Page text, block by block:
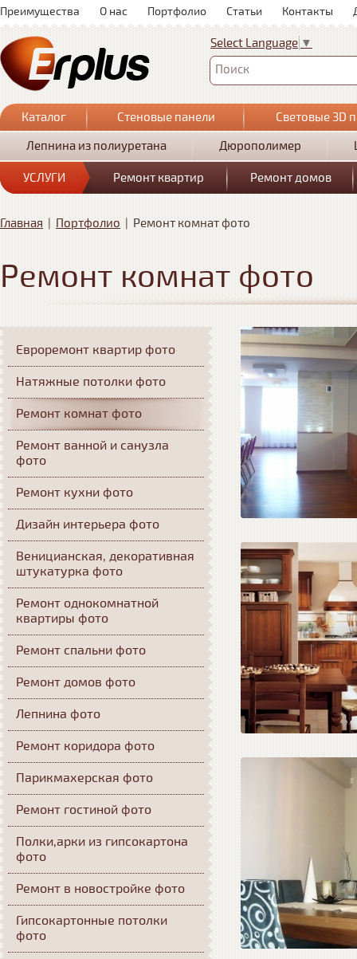
Преимущества О нас Портфолио Статьи Контакты
Select Language ▼
Поиск
Каталог Стеновые панели
Световые 3D
Лепнина из полиуретана
Дюрополимер
УСЛУГИ Ремонт квартир Ремонт домов
Главная | Портфолио | Ремонт комнат фото
Ремонт комнат фото
Евроремонт квартир фото
Натяжные потолки фото
Ремонт комнат фото
Ремонт ванной и санузла
фото
Ремонт кухни фото
Дизайн интерьера фото
Веницианская, декоративная
штукатурка фото
Ремонт однокомнатной
квартиры фото
Ремонт спальни фото
Ремонт домов фото
Лепнина фото
Ремонт коридора фото
Парикмахерская фото
Ремонт гостиной фото
Полки,арки из гипсокартона
фото
Ремонт в новостройке фото
Гипсокартонные потолки
фото